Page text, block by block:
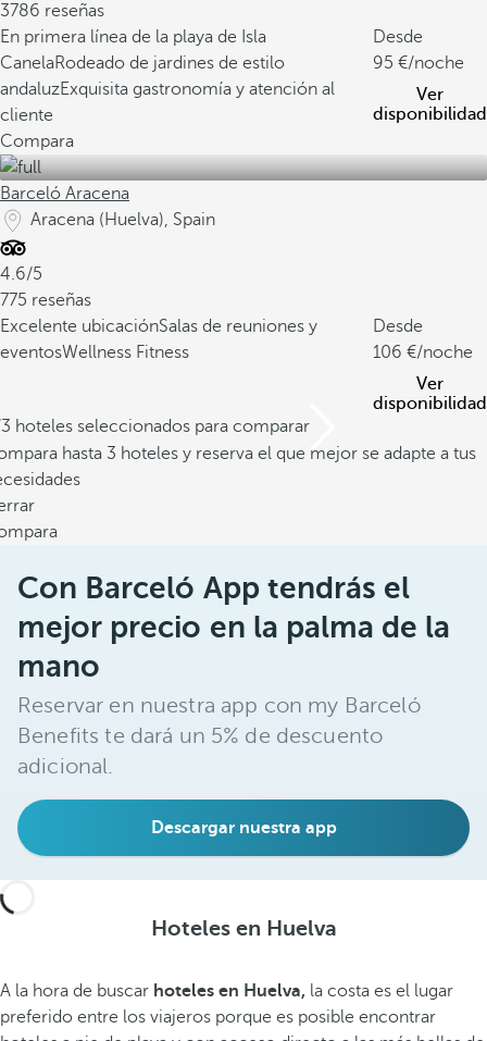
3786 reseñas
En primera línea de la playa de Isla
CanelaRodeado de jardines de estilo
andaluzExquisita gastronomía y atención al
cliente
Desde
95
/noche
Ver
disponibilidad
Compara
Barceló Aracena
Aracena (Huelva), Spain
4.6/5
775 reseñas
Excelente ubicaciónSalas de reuniones y
eventosWellness Fitness
Desde
106
/noche
Ver
disponibilidad
hoteles seleccionados para comparar
hasta 3 hoteles y reserva el que mejor se adapte a tus
Con Barceló App tendrás el
mejor precio en la palma de la
mano
Reservar en nuestra app con my Barceló
Benefits te dará un 5% de descuento
adicional.
Descargar nuestra app
Hoteles en Huelva
A la hora de buscar hoteles en Huelva, la costa es el lugar
preferido entre los viajeros porque es posible encontrar